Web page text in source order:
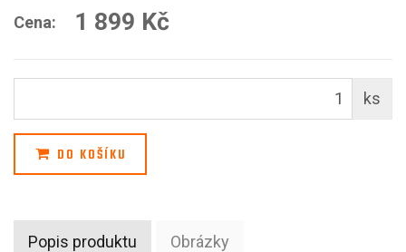
Cena: 1 899 Kč
ks
DO KOŠÍKU
Popis produktu Obrázky